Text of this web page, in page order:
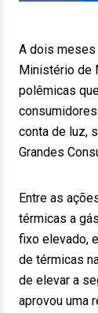
A dois meses
Ministério de
polêmicas
conta de luz,
Grandes
Entre as
térmicas a
fixo elevado,
de térmicas
de elevar a
aprovou uma